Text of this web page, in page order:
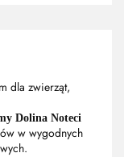
dla zwierząt,
Dolina Noteci
w wygodnych